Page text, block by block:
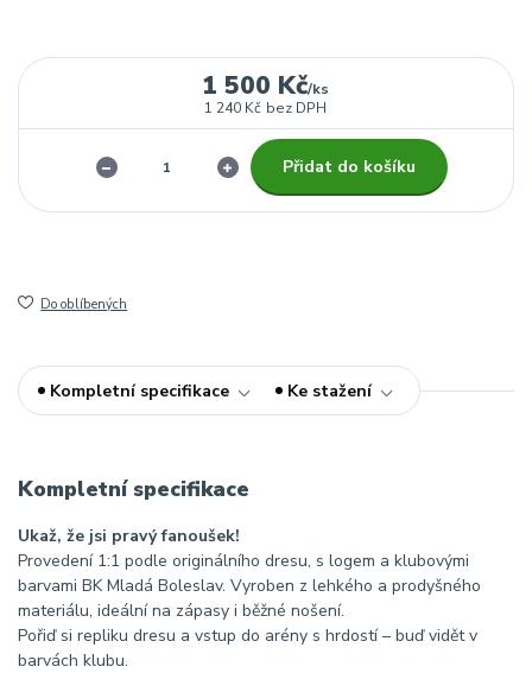
1 500 Kč/ks
1 240 Kč bez DPH
Přidat do košíku
Do oblíbených
Kompletní specifikace Ke stažení
Kompletní specifikace
Ukaž, že jsi pravý fanoušek!
Provedení 1:1 podle originálního dresu, s logem a klubovými
barvami BK Mladá Boleslav. Vyroben z lehkého a prodyšného
materiálu, ideální na zápasy i běžné nošení.
Pořiď si repliku dresu a vstup do arény s hrdostí – buď vidět v
barvách klubu.